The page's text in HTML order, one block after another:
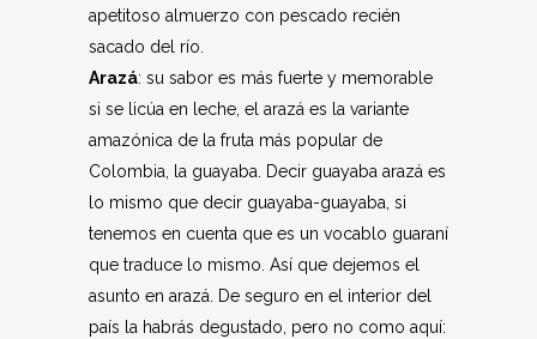
apetitoso almuerzo con pescado recién
sacado del río.
Arazá: su sabor es más fuerte y memorable
si se licúa en leche, el arazá es la variante
amazónica de la fruta más popular de
Colombia, la guayaba. Decir guayaba arazá es
lo mismo que decir guayaba-guayaba, si
tenemos en cuenta que es un vocablo guaraní
que traduce lo mismo. Así que dejemos el
asunto en arazá. De seguro en el interior del
país la habrás degustado, pero no como aquí: